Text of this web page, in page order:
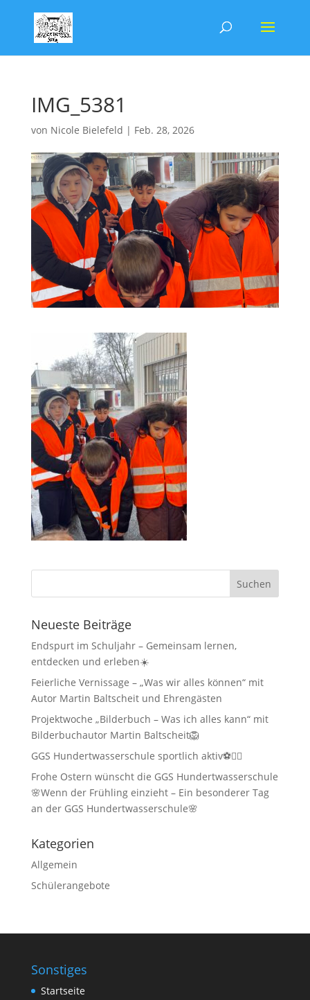
IMG_5381
von Nicole Bielefeld | Feb. 28, 2026
Neueste Beiträge
Endspurt im Schuljahr – Gemeinsam lernen,
entdecken und erleben☀️
Feierliche Vernissage – „Was wir alles können“ mit
Autor Martin Baltscheit und Ehrengästen
Projektwoche „Bilderbuch – Was ich alles kann“ mit
Bilderbuchautor Martin Baltscheit🦁
GGS Hundertwasserschule sportlich aktiv⚽🏃‍♂️
Frohe Ostern wünscht die GGS Hundertwasserschule
🌸Wenn der Frühling einzieht – Ein besonderer Tag
an der GGS Hundertwasserschule🌸
Kategorien
Allgemein
Schülerangebote
Sonstiges
Startseite